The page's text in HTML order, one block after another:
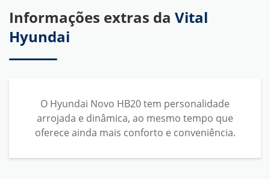
Informações extras da Vital
Hyundai
O Hyundai Novo HB20 tem personalidade
arrojada e dinâmica, ao mesmo tempo que
oferece ainda mais conforto e conveniência.